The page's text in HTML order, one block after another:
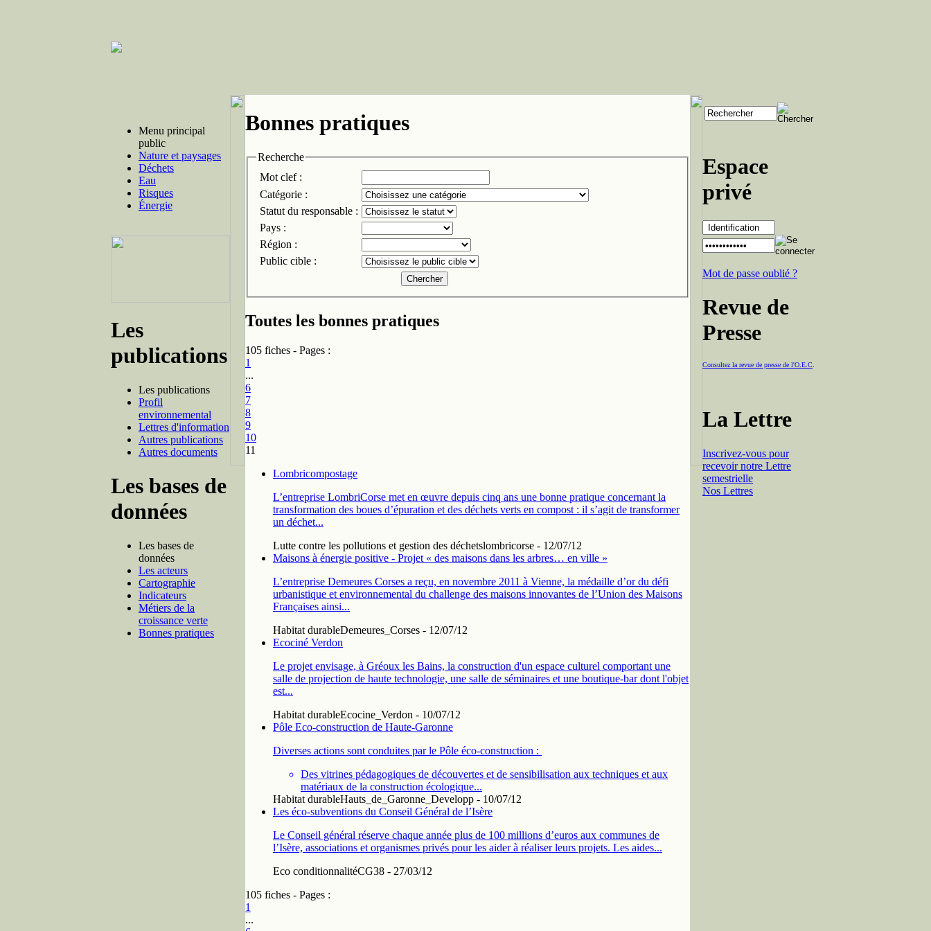
Menu principal
public
Nature et paysages
Déchets
Eau
Risques
Énergie
Les
publications
Les publications
Profil
environnemental
Lettres d'information
Autres publications
Autres documents
Les bases de
données
Les bases de
données
Les acteurs
Cartographie
Indicateurs
Métiers de la
croissance verte
Bonnes pratiques
Bonnes pratiques
Recherche
Mot clef :
Catégorie :
Statut du responsable :
Pays :
Région :
Public cible :
Toutes les bonnes pratiques
105 fiches - Pages :
1
...
6
7
8
9
10
11
Lombricompostage
L’entreprise LombriCorse met en œuvre depuis cinq ans une bonne pratique concernant la
transformation des boues d’épuration et des déchets verts en compost : il s’agit de transformer
un déchet...
Lutte contre les pollutions et gestion des déchetslombricorse - 12/07/12
Maisons à énergie positive - Projet « des maisons dans les arbres… en ville »
L’entreprise Demeures Corses a reçu, en novembre 2011 à Vienne, la médaille d’or du défi
urbanistique et environnemental du challenge des maisons innovantes de l’Union des Maisons
Françaises ainsi...
Habitat durableDemeures_Corses - 12/07/12
Ecociné Verdon
Le projet envisage, à Gréoux les Bains, la construction d'un espace culturel comportant une
salle de projection de haute technologie, une salle de séminaires et une boutique-bar dont l'objet
est...
Habitat durableEcocine_Verdon - 10/07/12
Pôle Eco-construction de Haute-Garonne
Diverses actions sont conduites par le Pôle éco-construction :
Des vitrines pédagogiques de découvertes et de sensibilisation aux techniques et aux
matériaux de la construction écologique...
Habitat durableHauts_de_Garonne_Developp - 10/07/12
Les éco-subventions du Conseil Général de l’Isère
Le Conseil général réserve chaque année plus de 100 millions d’euros aux communes de
l’Isère, associations et organismes privés pour les aider à réaliser leurs projets. Les aides...
Eco conditionnalitéCG38 - 27/03/12
105 fiches - Pages :
1
...
Espace
privé
Mot de passe oublié ?
Revue de
Presse
Consultez la revue de presse de l'O.E.C
La Lettre
Inscrivez-vous pour
recevoir notre Lettre
semestrielle
Nos Lettres